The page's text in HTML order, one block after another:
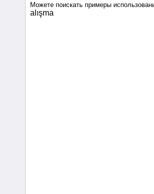
Можете поискать примеры
alışma